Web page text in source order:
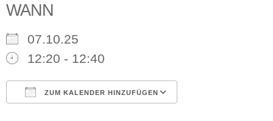
WANN
07.10.25
12:20 - 12:40
ZUM KALENDER HINZUFÜGEN